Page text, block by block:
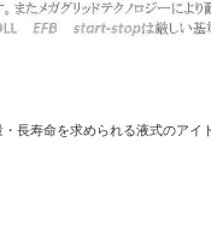
長寿命を求められる液式のア